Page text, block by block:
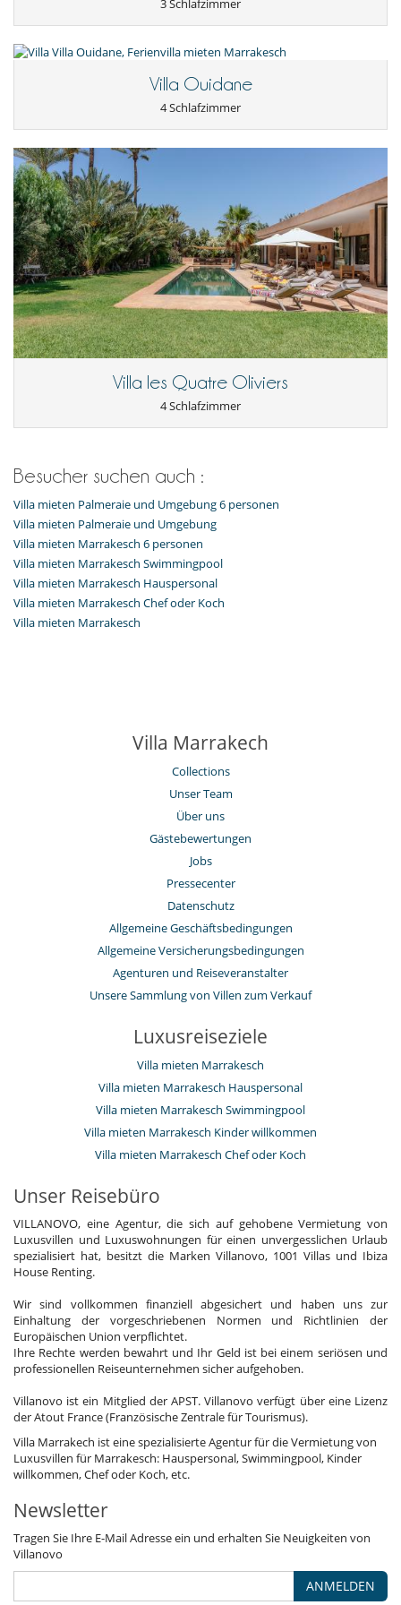
Unterhaltung, Wohlbefinden & Sport
Außen-Swimmingpool
Internetzugang (Wifi)
Villa Ouidane
4 Schlafzimmer
Villa les Quatre Oliviers
4 Schlafzimmer
Besucher suchen auch :
Villa mieten Palmeraie und Umgebung 6 personen
Villa mieten Palmeraie und Umgebung
Villa mieten Marrakesch 6 personen
Villa mieten Marrakesch Swimmingpool
Villa mieten Marrakesch Hauspersonal
Villa mieten Marrakesch Chef oder Koch
Villa mieten Marrakesch
Villa Marrakech
Collections
Unser Team
Über uns
Gästebewertungen
Jobs
Pressecenter
Datenschutz
Allgemeine Geschäftsbedingungen
Allgemeine Versicherungsbedingungen
Agenturen und Reiseveranstalter
Unsere Sammlung von Villen zum Verkauf
Luxusreiseziele
Villa mieten Marrakesch
Villa mieten Marrakesch Hauspersonal
Villa mieten Marrakesch Swimmingpool
Villa mieten Marrakesch Kinder willkommen
Villa mieten Marrakesch Chef oder Koch
Unser Reisebüro
VILLANOVO, eine Agentur, die sich auf gehobene Vermietung von
Luxusvillen und Luxuswohnungen für einen unvergesslichen Urlaub
spezialisiert hat, besitzt die Marken Villanovo, 1001 Villas und Ibiza
House Renting.
Wir sind vollkommen finanziell abgesichert und haben uns zur
Einhaltung der vorgeschriebenen Normen und Richtlinien der
Europäischen Union verpflichtet.
Ihre Rechte werden bewahrt und Ihr Geld ist bei einem seriösen und
professionellen Reiseunternehmen sicher aufgehoben.
Villanovo ist ein Mitglied der APST. Villanovo verfügt über eine Lizenz
der Atout France (Französische Zentrale für Tourismus).
Villa Marrakech ist eine spezialisierte Agentur für die Vermietung von
Luxusvillen für Marrakesch: Hauspersonal, Swimmingpool, Kinder
willkommen, Chef oder Koch, etc.
Newsletter
Tragen Sie Ihre E-Mail Adresse ein und erhalten Sie Neuigkeiten von
Villanovo
ANMELDEN